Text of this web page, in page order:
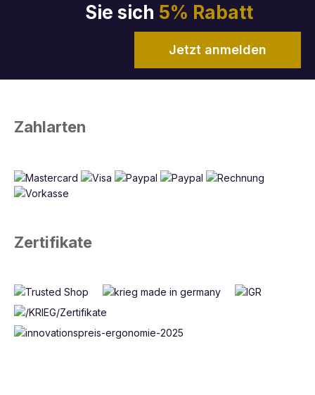
Sie sich 5% Rabatt
Jetzt anmelden
Zahlarten
Zertifikate